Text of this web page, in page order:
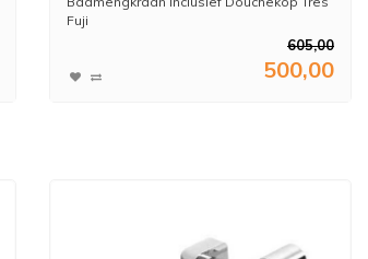
Fuji
* Merk: ...
605,00
500,00